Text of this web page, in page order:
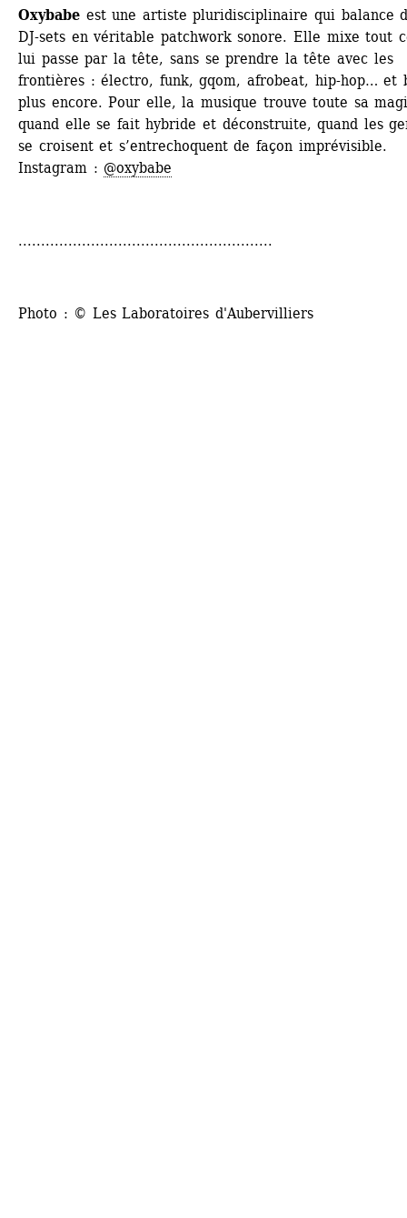
Oxybabe est une artiste pluridisciplinaire qui balance
DJ-sets en véritable patchwork sonore. Elle mixe tout
lui passe par la tête, sans se prendre la tête avec les
frontières : électro, funk, gqom, afrobeat, hip-hop… et
plus encore. Pour elle, la musique trouve toute sa
quand elle se fait hybride et déconstruite, quand les
se croisent et s’entrechoquent de façon imprévisible.
Instagram : @oxybabe
........................................................
Photo : © Les Laboratoires d'Aubervilliers